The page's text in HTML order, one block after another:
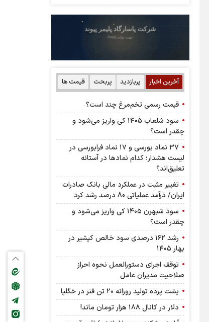
آخرین اخبار پربازدید پربحث قیمت ها
قیمت رسمی تخم‌مرغ چند است؟
سود شلعاب ۱۴۰۵ کی واریز می‌شود و
چقدر است؟
۳۷ نماد بورسی و ۱۷ نماد فرابورسی در
لیست هشدار؛ کدام نماد‌ها در آستانه
تعلیق‌اند؟
تغییر مثبت در عملکرد مالی بانک صادرات
ایران/ درآمد عملیاتی 80 درصد رشد کرد
سود شبهرن ۱۴۰۵ کی واریز می‌شود و
چقدر است؟
رشد ۱۶۲ درصدی سود خالص کپشیر در
بهار ۱۴۰۵
توقف اجرای دستورالعمل نحوه احراز
صلاحیت مدیران عامل
پشت پرده تولید روزانه ۲۰ تن فنر در خگلپا
دلار در کانال ۱۸۸ هزار تومان ماند!